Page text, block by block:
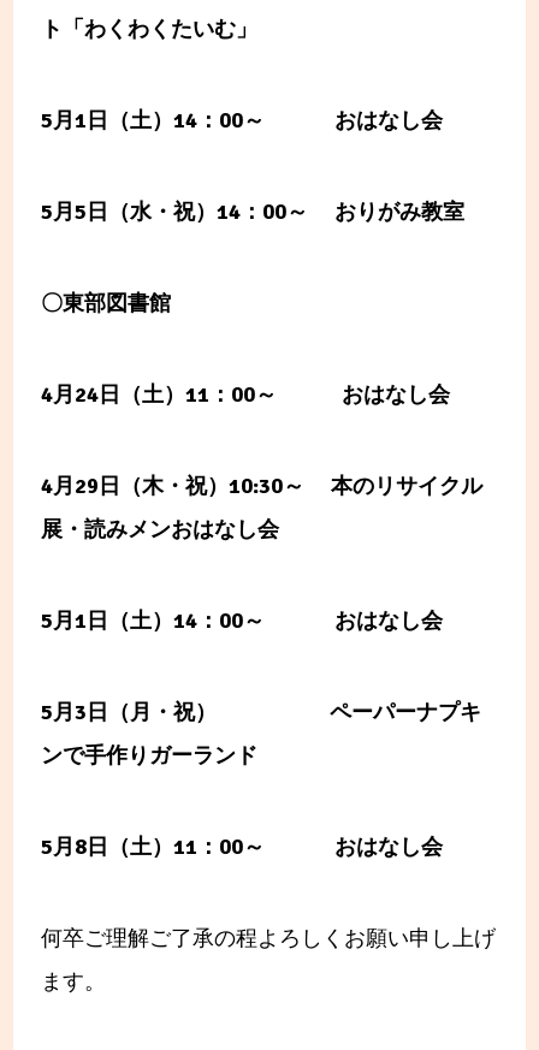
ト「わくわくたいむ」
5月1日（土）14：00～ おはなし会
5月5日（水・祝）14：00～ おりがみ教室
〇東部図書館
4月24日（土）11：00～ おはなし会
4月29日（木・祝）10:30～ 本のリサイクル
展・読みメンおはなし会
5月1日（土）14：00～ おはなし会
5月3日（月・祝） ペーパーナプキ
ンで手作りガーランド
5月8日（土）11：00～ おはなし会
何卒ご理解ご了承の程よろしくお願い申し上げ
ます。